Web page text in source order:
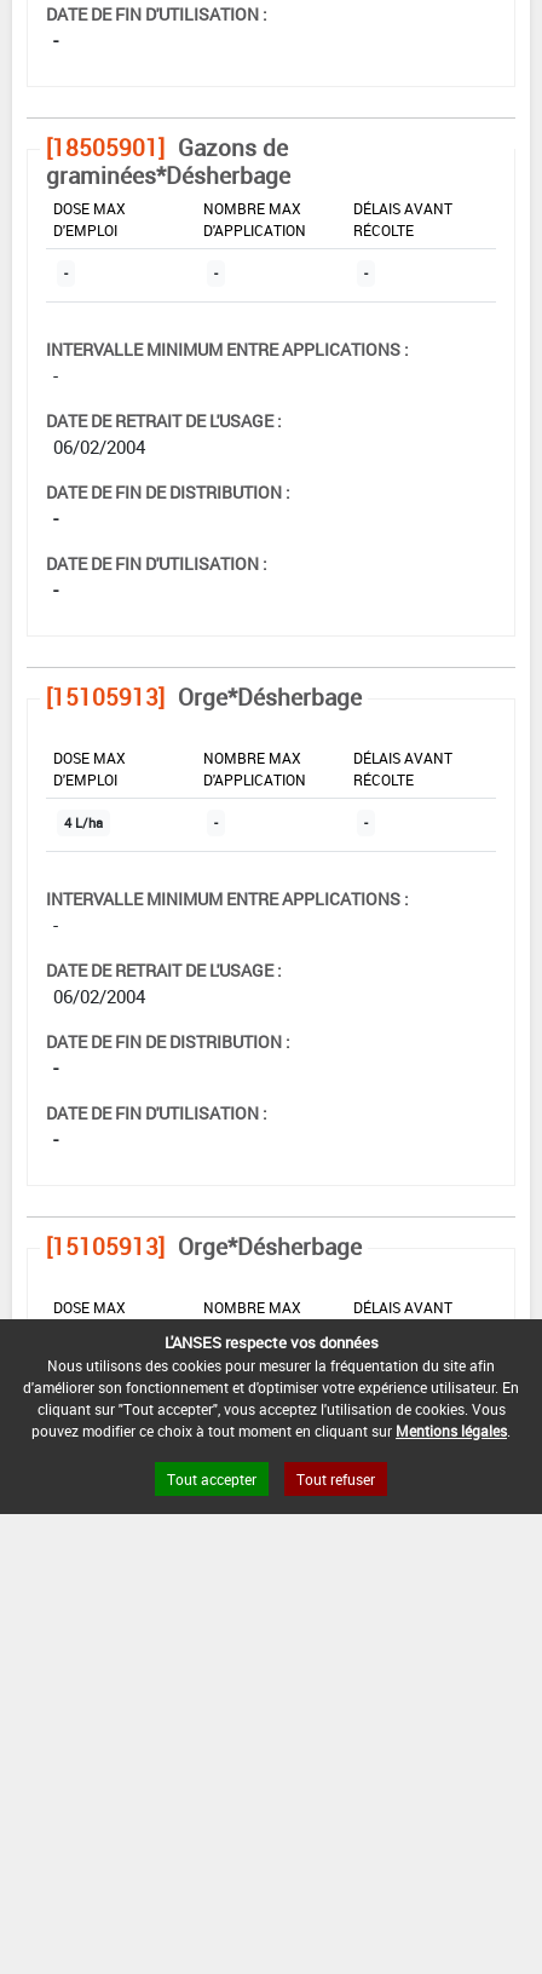
DATE DE FIN D'UTILISATION :
-
[18505901] Gazons de
graminées*Désherbage
DOSE MAX
D'EMPLOI
NOMBRE MAX
D'APPLICATION
DÉLAIS AVANT
RÉCOLTE
- - -
INTERVALLE MINIMUM ENTRE APPLICATIONS :
-
DATE DE RETRAIT DE L'USAGE :
06/02/2004
DATE DE FIN DE DISTRIBUTION :
-
DATE DE FIN D'UTILISATION :
-
[15105913] Orge*Désherbage
DOSE MAX
D'EMPLOI
NOMBRE MAX
D'APPLICATION
DÉLAIS AVANT
RÉCOLTE
4 L/ha - -
INTERVALLE MINIMUM ENTRE APPLICATIONS :
-
DATE DE RETRAIT DE L'USAGE :
06/02/2004
DATE DE FIN DE DISTRIBUTION :
-
DATE DE FIN D'UTILISATION :
-
[15105913] Orge*Désherbage
DOSE MAX
NOMBRE MAX
DÉLAIS AVANT
5 L/ha - -
DATE DE RETRAIT DE L'USAGE :
L'ANSES respecte vos données
Nous utilisons des cookies pour mesurer la fréquentation du site afin
d'améliorer son fonctionnement et d'optimiser votre expérience utilisateur. En
cliquant sur "Tout accepter", vous acceptez l'utilisation de cookies. Vous
pouvez modifier ce choix à tout moment en cliquant sur Mentions légales
Tout accepter Tout refuser